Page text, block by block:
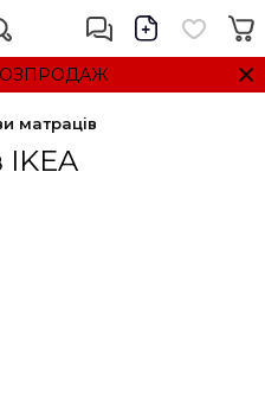
матраців
IKEA